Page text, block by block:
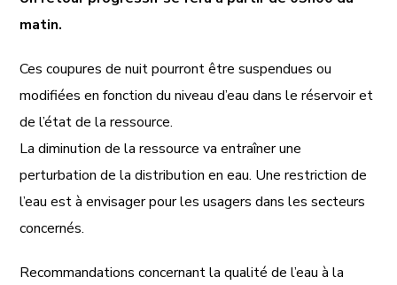
matin.
Ces coupures de nuit pourront être suspendues ou
modifiées en fonction du niveau d’eau dans le réservoir et
de l’état de la ressource.
La diminution de la ressource va entraîner une
perturbation de la distribution en eau. Une restriction de
l’eau est à envisager pour les usagers dans les secteurs
concernés.
Recommandations concernant la qualité de l’eau à la